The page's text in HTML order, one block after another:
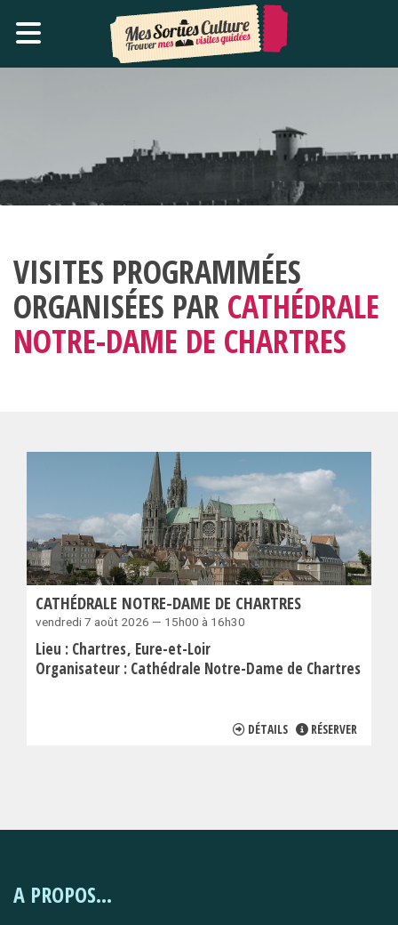
VISITES PROGRAMMÉES
ORGANISÉES PAR CATHÉDRALE
NOTRE-DAME DE CHARTRES
CATHÉDRALE NOTRE-DAME DE CHARTRES
vendredi 7 août 2026 — 15h00 à 16h30
Lieu : Chartres Eure-et-Loir
Organisateur : Cathédrale Notre-Dame de Chartres
DÉTAILS RÉSERVER
A PROPOS...